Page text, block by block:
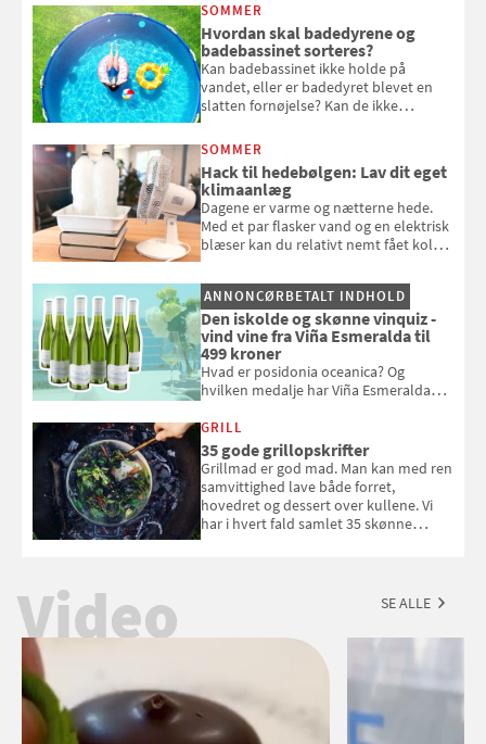
komme hjem til døde planter
SOMMER
Hvordan skal badedyrene og
badebassinet sorteres?
Kan badebassinet ikke holde på
vandet, eller er badedyret blevet en
slatten fornøjelse? Kan de ikke
opmærksom, når du smider
badebassinet eller et badedyr ud
SOMMER
Hack til hedebølgen: Lav dit eget
klimaanlæg
Dagene er varme og nætterne hede.
Med et par flasker vand og en elektrisk
blæser kan du relativt nemt fået koldt
og se, hvordan du gør
ANNONCØRBETALT INDHOLD
Den iskolde og skønne vinquiz -
vind vine fra Viña Esmeralda til
499 kroner
Hvad er posidonia oceanica? Og
hvilken medalje har Viña Esmeralda
med i Samvirkes skønne vinquiz, hvor
du kan vinde 6 flasker vin fra Viña
Esmeralda. Konkurrencen slutter 1.
september 2026.
GRILL
35 gode grillopskrifter
Grillmad er god mad. Man kan med ren
samvittighed lave både forret,
hovedret og dessert over kullene. Vi
har i hvert fald samlet 35 skønne
Video SE ALLE